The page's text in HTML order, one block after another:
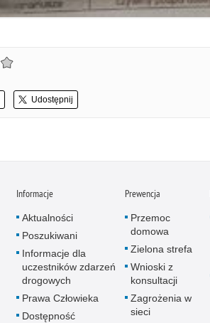
Udostępnij
Informacje
Aktualności
Poszukiwani
Informacje dla
uczestników zdarzeń
drogowych
Prawa Człowieka
Dostępność
Prewencja
Przemoc
domowa
Zielona strefa
Wnioski z
konsultacji
Zagrożenia w
sieci